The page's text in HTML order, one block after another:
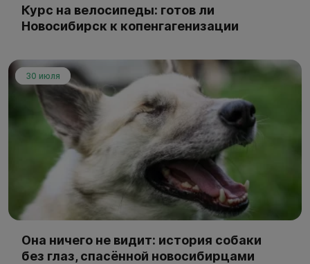
Курс на велосипеды: готов ли
Новосибирск к копенгагенизации
30 июля
Она ничего не видит: история собаки
без глаз, спасённой новосибирцами